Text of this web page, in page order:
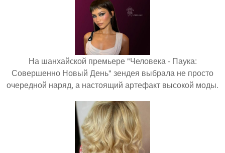
На шанхайской премьере "Человека - Паука:
Совершенно Новый День" зендея выбрала не просто
очередной наряд, а настоящий артефакт высокой моды.